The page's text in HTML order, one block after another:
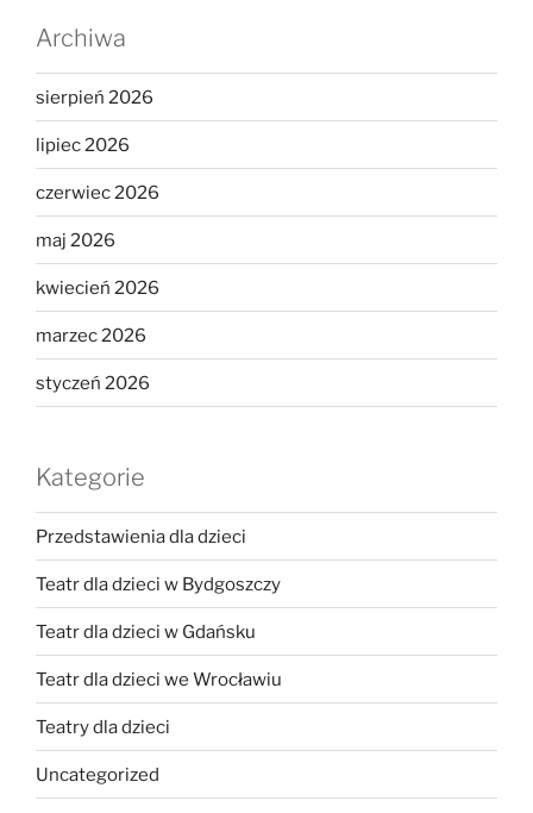
Archiwa
sierpień 2026
lipiec 2026
czerwiec 2026
maj 2026
kwiecień 2026
marzec 2026
styczeń 2026
Kategorie
Przedstawienia dla dzieci
Teatr dla dzieci w Bydgoszczy
Teatr dla dzieci w Gdańsku
Teatr dla dzieci we Wrocławiu
Teatry dla dzieci
Uncategorized